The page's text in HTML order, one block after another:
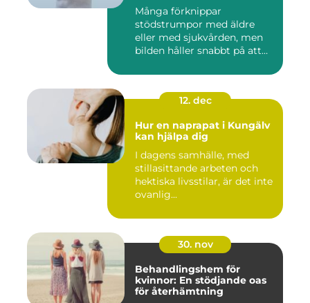
Många förknippar
stödstrumpor med äldre
eller med sjukvården, men
bilden håller snabbt på att
12. dec
Hur en naprapat i Kungälv
kan hjälpa dig
I dagens samhälle, med
stillasittande arbeten och
hektiska livsstilar, är det inte
ovanlig...
30. nov
Behandlingshem för
kvinnor: En stödjande oas
för återhämtning